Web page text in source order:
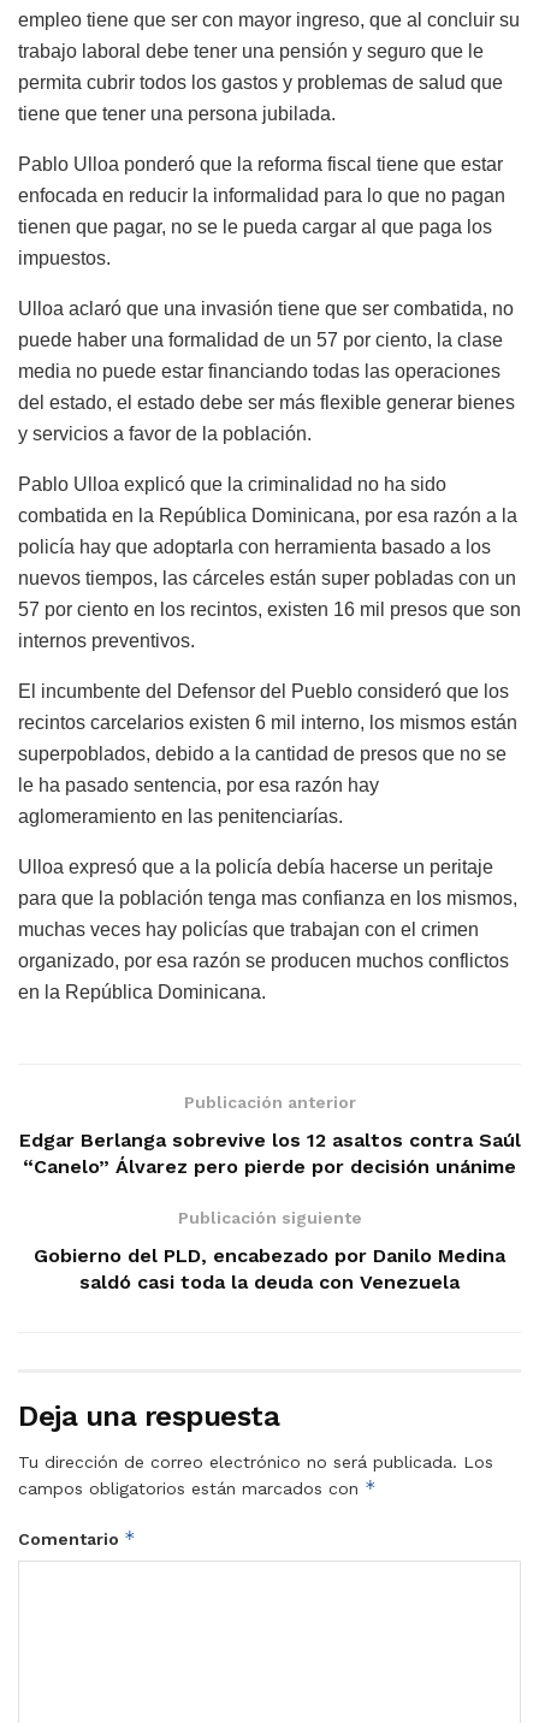
empleo tiene que ser con mayor ingreso, que al concluir su
trabajo laboral debe tener una pensión y seguro que le
permita cubrir todos los gastos y problemas de salud que
tiene que tener una persona jubilada.
Pablo Ulloa ponderó que la reforma fiscal tiene que estar
enfocada en reducir la informalidad para lo que no pagan
tienen que pagar, no se le pueda cargar al que paga los
impuestos.
Ulloa aclaró que una invasión tiene que ser combatida, no
puede haber una formalidad de un 57 por ciento, la clase
media no puede estar financiando todas las operaciones
del estado, el estado debe ser más flexible generar bienes
y servicios a favor de la población.
Pablo Ulloa explicó que la criminalidad no ha sido
combatida en la República Dominicana, por esa razón a la
policía hay que adoptarla con herramienta basado a los
nuevos tiempos, las cárceles están super pobladas con un
57 por ciento en los recintos, existen 16 mil presos que son
internos preventivos.
El incumbente del Defensor del Pueblo consideró que los
recintos carcelarios existen 6 mil interno, los mismos están
superpoblados, debido a la cantidad de presos que no se
le ha pasado sentencia, por esa razón hay
aglomeramiento en las penitenciarías.
Ulloa expresó que a la policía debía hacerse un peritaje
para que la población tenga mas confianza en los mismos,
muchas veces hay policías que trabajan con el crimen
organizado, por esa razón se producen muchos conflictos
en la República Dominicana.
Publicación anterior
Edgar Berlanga sobrevive los 12 asaltos contra Saúl
“Canelo” Álvarez pero pierde por decisión unánime
Publicación siguiente
Gobierno del PLD, encabezado por Danilo Medina
saldó casi toda la deuda con Venezuela
Deja una respuesta
Tu dirección de correo electrónico no será publicada. Los
campos obligatorios están marcados con *
Comentario *